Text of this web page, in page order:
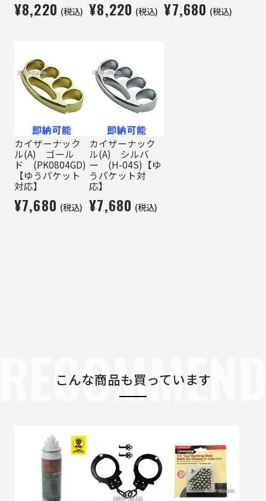
¥8,220 (税込) ¥8,220 (税込) ¥7,680 (税込)
カイザーナック
ル(A) ゴール
ド (PK0804GD)
【ゆうパケット
対応】
¥7,680 (税込)
カイザーナック
ル(A) シルバ
ー (H-04S)【ゆ
うパケット対
応】
¥7,680 (税込)
こんな商品も買っています